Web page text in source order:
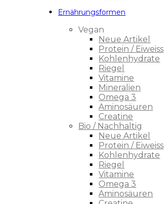
Ernährungsformen
Vegan
Neue Artikel
Protein / Eiweiss
Kohlenhydrate
Riegel
Vitamine
Mineralien
Omega 3
Aminosäuren
Creatine
Bio / Nachhaltig
Neue Artikel
Protein / Eiweiss
Kohlenhydrate
Riegel
Vitamine
Omega 3
Aminosäuren